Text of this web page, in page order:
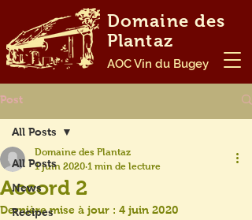
Domaine des
Plantaz
AOC Vin du Bugey
Post
All Posts
News
Recipes
All Posts
Accord 2
Domaine des Plantaz
1 juin 2020 1 min de lecture
Dernière mise à jour : 4 juin 2020